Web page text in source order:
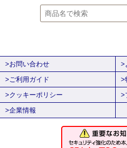
>お問い合わせ
>
>ご利用ガイド
>
>クッキーポリシー
>
>企業情報